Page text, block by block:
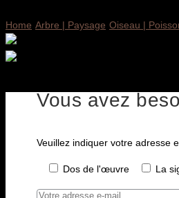
Home Arbre | Paysage Oiseau |
Vous avez
Veuillez indiquer votre adresse
Dos de l'œuvre La